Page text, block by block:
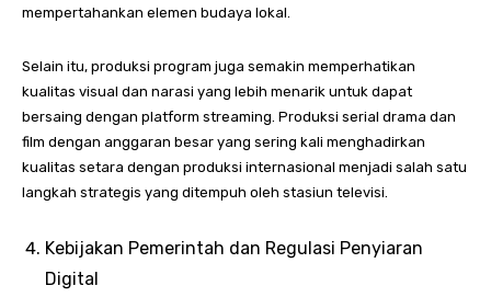
mempertahankan elemen budaya lokal.
Selain itu, produksi program juga semakin memperhatikan
kualitas visual dan narasi yang lebih menarik untuk dapat
bersaing dengan platform streaming. Produksi serial drama dan
film dengan anggaran besar yang sering kali menghadirkan
kualitas setara dengan produksi internasional menjadi salah satu
langkah strategis yang ditempuh oleh stasiun televisi.
Kebijakan Pemerintah dan Regulasi Penyiaran
Digital